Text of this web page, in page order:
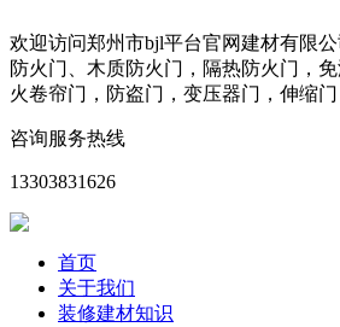
欢迎访问郑州市bjl平台官网建材有限
防火门、木质防火门，隔热防火门，
火卷帘门，防盗门，变压器门，伸缩
咨询服务热线
13303831626
首页
关于我们
装修建材知识